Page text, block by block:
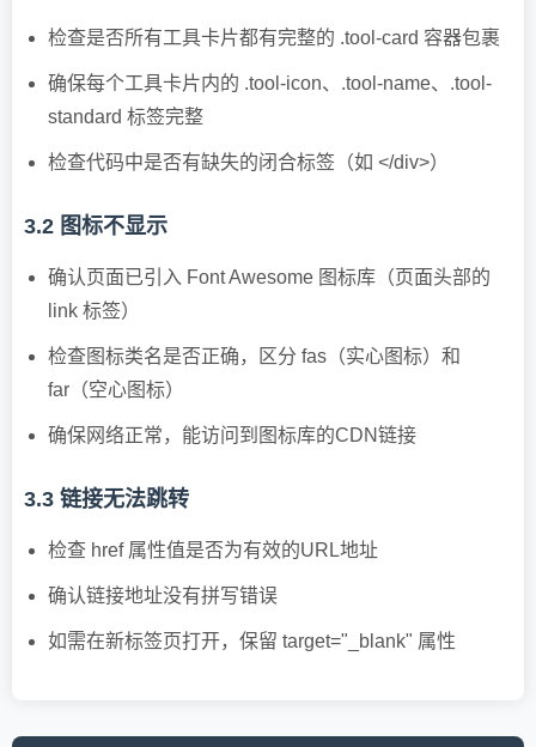
检查是否所有工具卡片都有完整的 .tool-card 容器包裹
确保每个工具卡片内的 .tool-icon、 .tool-name、 .tool-
standard 标签完整
检查代码中是否有缺失的闭合标签（如 </div>）
3.2 图标不显示
确认页面已引入 Font Awesome 图标库（页面头部的
link 标签）
检查图标类名是否正确，区分 fas （实心图标）和
far （空心图标）
确保网络正常，能访问到图标库的CDN链接
3.3 链接无法跳转
检查 href属性值是否为有效的URL地址
确认链接地址没有拼写错误
如需在新标签页打开，保留 target="_blank" 属性